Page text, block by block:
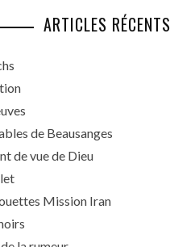
ARTICLES RÉCENTS
de Beausanges
de vue de Dieu
Mission Iran